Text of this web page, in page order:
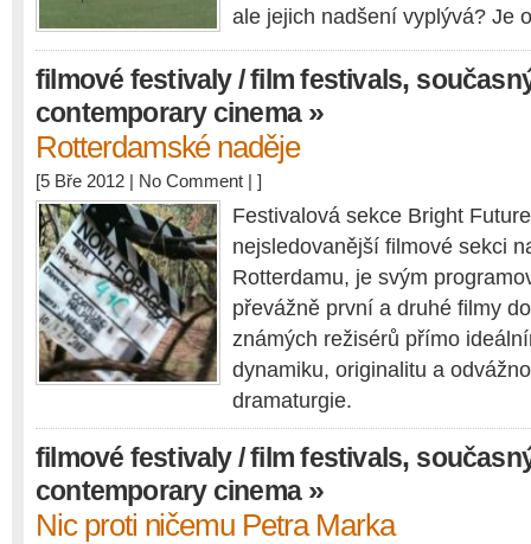
ale jejich nadšení vyplývá? Je
filmové festivaly / film festivals,
contemporary cinema»
Rotterdamské naděje
[5 Bře 2012 | No Comment | ]
Festivalová sekce Bright
nejsledovanější filmové sekci
Rotterdamu, je svým
převážně první a druhé filmy
známých režisérů přímo
dynamiku, originalitu a
dramaturgie.
filmové festivaly / film festivals,
contemporary cinema»
Nic proti ničemu Petra Marka